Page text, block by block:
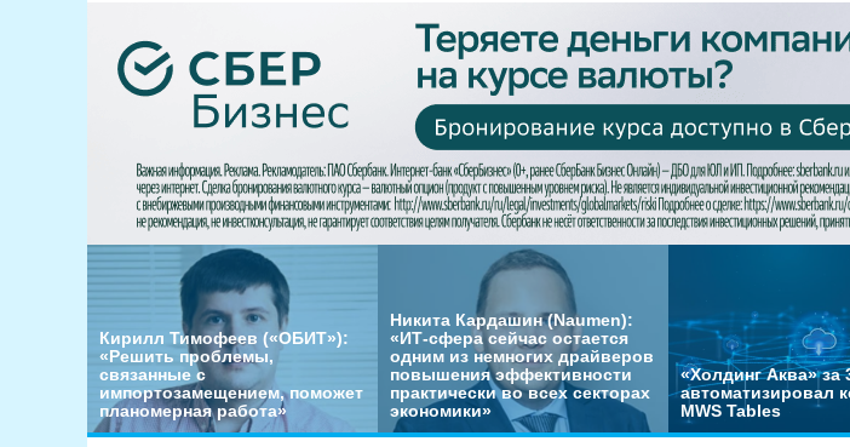
Кирилл Тимофеев («ОБИТ»):
«Решить проблемы,
связанные с
импортозамещением, поможет
планомерная работа»
Никита Кардашин (Naumen):
«ИТ-сфера сейчас остается
одним из немногих драйверов
повышения эффективности
практически во всех секторах
экономики»
«Холдинг Аква» за
автоматизировал
MWS Tables